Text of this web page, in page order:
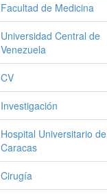
Facultad de Medicina
Universidad Central de
Venezuela
CV
Investigación
Hospital Universitario de
Caracas
Cirugía